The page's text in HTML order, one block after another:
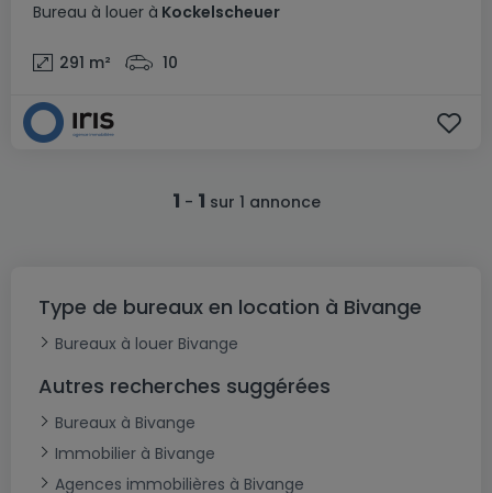
Bureau à louer à Kockelscheuer
291 m² 10
1 - 1 sur 1 annonce
Type de bureaux en location à Bivange
Bureaux à louer Bivange
Autres recherches suggérées
Bureaux à Bivange
Immobilier à Bivange
Agences immobilières à Bivange